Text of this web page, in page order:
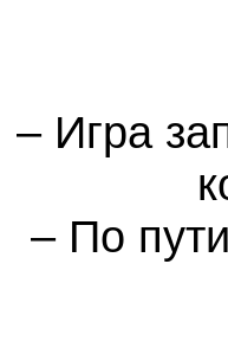
– Игра
– По